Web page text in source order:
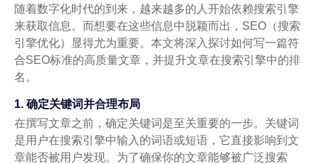
随着数字化时代的到来，越来越多的人开始依赖搜索引擎
来获取信息。而想要在这些信息中脱颖而出，SEO（搜索
引擎优化）显得尤为重要。本文将深入探讨如何写一篇符
合SEO标准的高质量文章，并提升文章在搜索引擎中的排
名。
1. 确定关键词并合理布局
在撰写文章之前，确定关键词是至关重要的一步。关键词
是用户在搜索引擎中输入的词语或短语，它直接影响到文
章能否被用户发现。为了确保你的文章能够被广泛搜索